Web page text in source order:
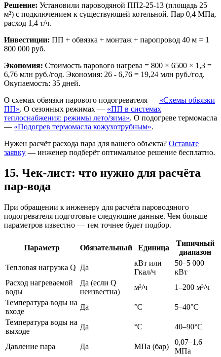
Решение: Установили пароводяной ПП2-25-13 (площадь 25
м²) с подключением к существующей котельной. Пар 0,4 МПа,
расход 1,4 т/ч.
Инвестиции: ПП + обвязка + монтаж + паропровод 40 м = 1
800 000 руб.
Экономия: Стоимость парового нагрева = 800 × 6500 × 1,3 =
6,76 млн руб./год. Экономия: 26 - 6,76 = 19,24 млн руб./год.
Окупаемость: 35 дней.
О схемах обвязки парового подогревателя — «Схемы обвязки
ПП». О сезонных режимах — «ПП в системах
теплоснабжения: режимы лето/зима». О подогреве термомасла
— «Подогрев термомасла кожухотрубным».
Нужен расчёт расхода пара для вашего объекта? Оставьте
заявку — инженер подберёт оптимальное решение бесплатно.
15. Чек-лист: что нужно для расчёта
пар-вода
При обращении к инженеру для расчёта пароводяного
подогревателя подготовьте следующие данные. Чем больше
параметров известно — тем точнее будет подбор.
Параметр Обязательный Единица
Типичный
диапазон
Тепловая нагрузка Q Да
кВт или
Гкал/ч
50–5 000
кВт
Расход нагреваемой
воды
Да (если Q
неизвестна)
м³/ч
1–200 м³/ч
Температура воды на
входе
Да °C
5–40°C
Температура воды на
выходе
Да °C 40–90°C
Давление пара Да МПа (бар)
0,07–1,6
МПа